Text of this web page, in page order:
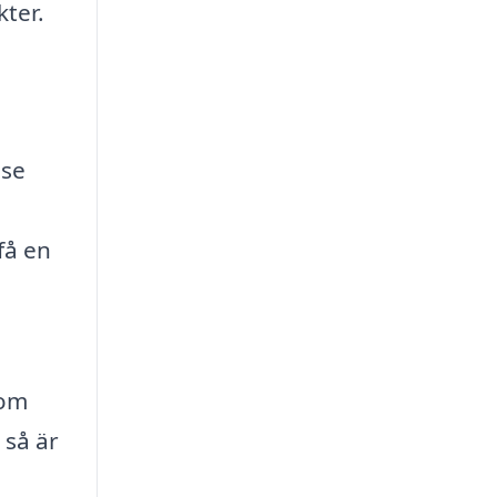
en
är